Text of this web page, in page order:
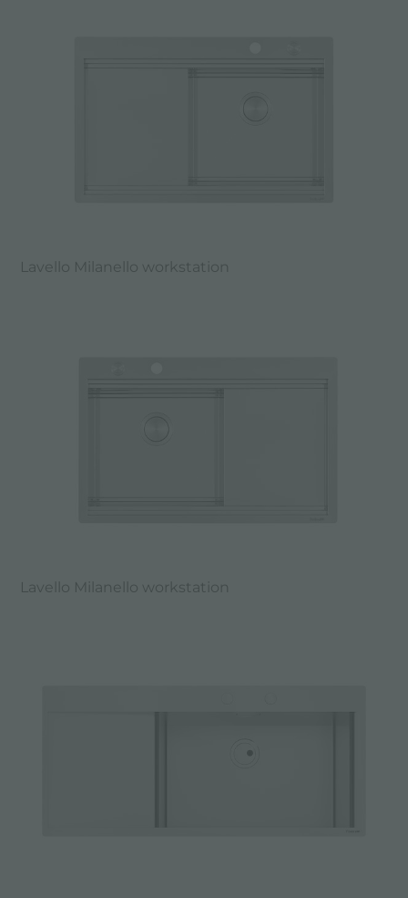
Lavello Milanello workstation
Lavello Milanello workstation